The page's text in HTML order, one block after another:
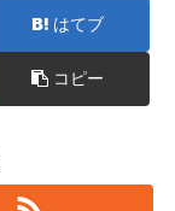
はてブ
コピー